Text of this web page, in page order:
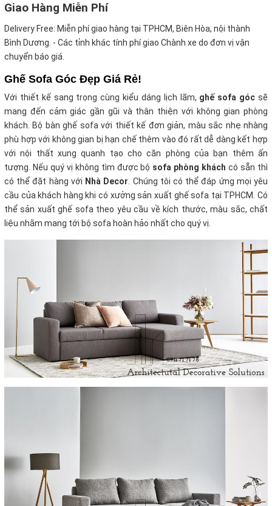
Giao Hàng Miễn Phí
Delivery Free: Miễn phí giao hàng tại TPHCM, Biên Hòa, nội thành
Bình Dương. - Các tỉnh khác tính phí giao Chành xe do đơn vị vận
chuyển báo giá.
Ghế Sofa Góc Đẹp Giá Rẻ!
Với thiết kế sang trọng cùng kiểu dáng lịch lãm, ghế sofa góc sẽ
mang đến cảm giác gần gũi và thân thiện với không gian phòng
khách. Bộ bàn ghế sofa với thiết kế đơn giản, màu sắc nhẹ nhàng
phù hợp với không gian bị hạn chế thêm vào đó rất dễ dàng kết hợp
với nội thất xung quanh tạo cho căn phòng của bạn thêm ấn
tượng. Nếu quý vị không tìm được bộ sofa phòng khách có sẵn thì
có thể đặt hàng với Nhà Decor. Chúng tôi có thể đáp ứng mọi yêu
cầu của khách hàng khi có xưởng sản xuất ghế sofa tại TPHCM. Có
thể sản xuất ghế sofa theo yêu cầu về kích thước, màu sắc, chất
liệu nhằm mang tới bộ sofa hoàn hảo nhất cho quý vị.